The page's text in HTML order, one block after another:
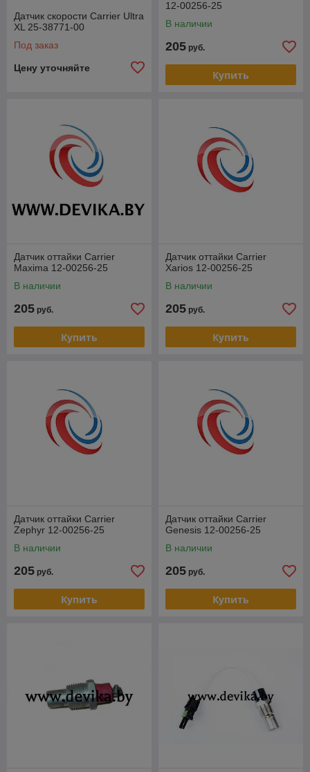
Датчик скорости Carrier Ultra
XL 25-38771-00
Под заказ
Цену уточняйте
12-00256-25
В наличии
205 руб.
Купить
Датчик оттайки Carrier
Maxima 12-00256-25
В наличии
205 руб.
Купить
Датчик оттайки Carrier
Xarios 12-00256-25
В наличии
205 руб.
Купить
Датчик оттайки Carrier
Zephyr 12-00256-25
В наличии
205 руб.
Купить
Датчик оттайки Carrier
Genesis 12-00256-25
В наличии
205 руб.
Купить